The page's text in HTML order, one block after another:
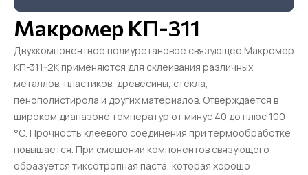
Макромер КП-311
Двухкомпонентное полиуретановое связующее Макромер
КП-311-2К применяются для склеивания различных
металлов, пластиков, древесины, стекла,
пенополистирола и других материалов. Отверждается в
широком диапазоне температур от минус 40 до плюс 100
°С. Прочность клеевого соединения при термообработке
повышается. При смешении компонентов связующего
образуется тиксотропная паста, которая хорошо